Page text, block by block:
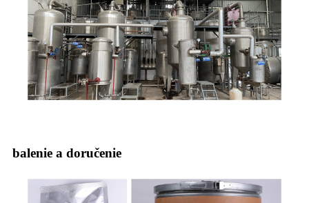
balenie a doručenie